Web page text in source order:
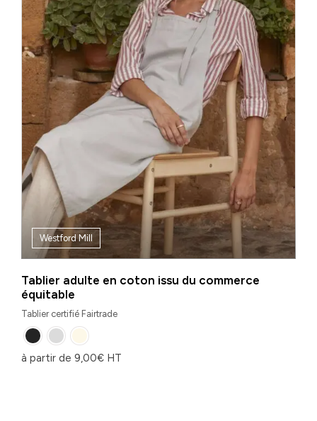
Westford Mill
Tablier adulte en coton issu du commerce
équitable
Tablier certifié Fairtrade
à partir de 9,00€ HT